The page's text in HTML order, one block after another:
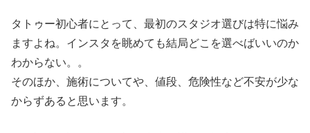
タトゥー初心者にとって、最初のスタジオ選びは特に悩み
ますよね。インスタを眺めても結局どこを選べばいいのか
わからない。。
そのほか、施術についてや、値段、危険性など不安が少な
からずあると思います。